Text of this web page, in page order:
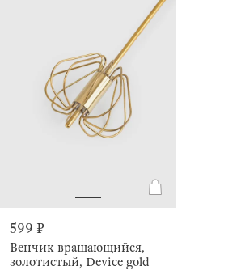
599 ₽
Венчик вращающийся,
золотистый, Device gold